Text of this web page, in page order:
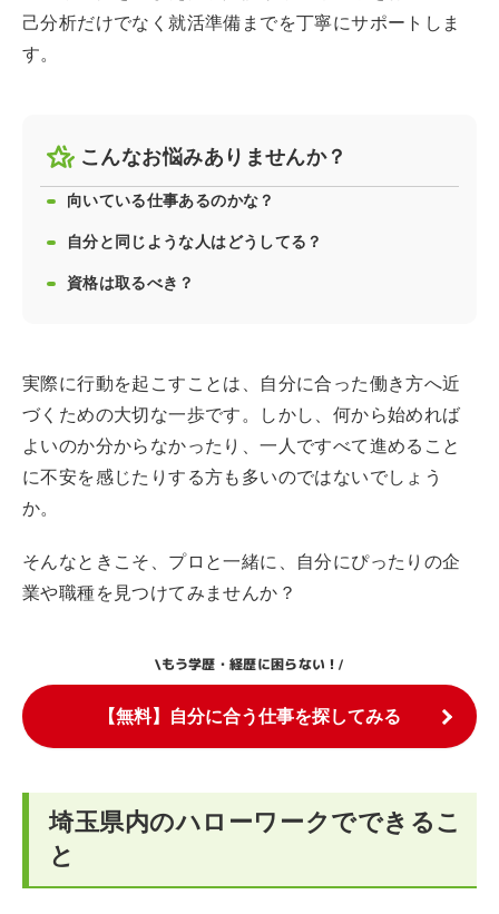
己分析だけでなく就活準備までを丁寧にサポートしま
す。
こんなお悩みありませんか？
向いている仕事あるのかな？
自分と同じような人はどうしてる？
資格は取るべき？
実際に行動を起こすことは、自分に合った働き方へ近
づくための大切な一歩です。しかし、何から始めれば
よいのか分からなかったり、一人ですべて進めること
に不安を感じたりする方も多いのではないでしょう
か。
そんなときこそ、プロと一緒に、自分にぴったりの企
業や職種を見つけてみませんか？
\もう学歴・経歴に困らない！/
【無料】自分に合う仕事を探してみる
埼玉県内のハローワークでできるこ
と